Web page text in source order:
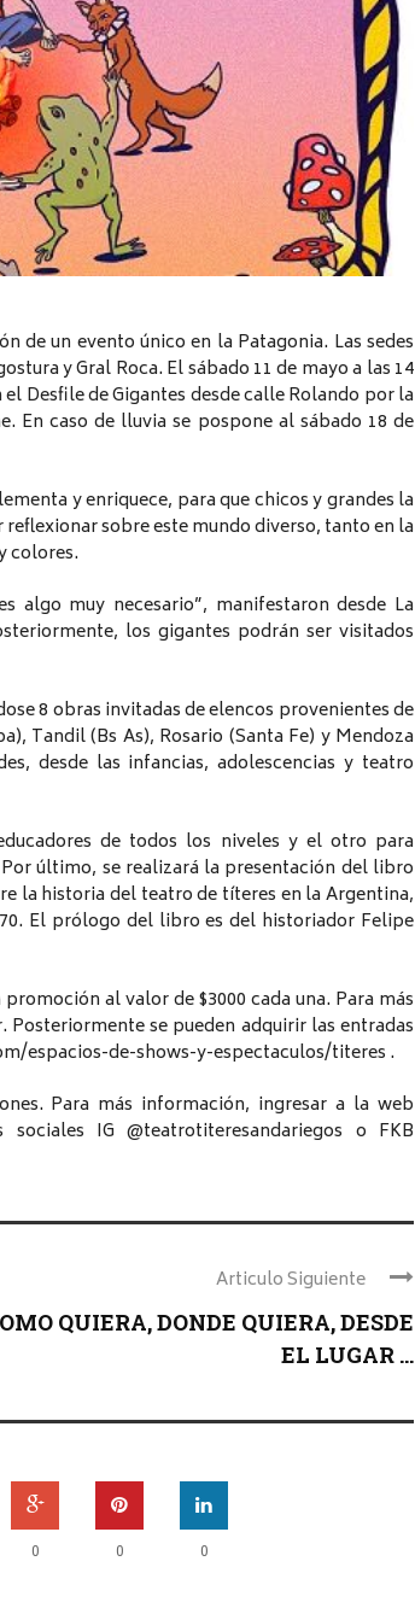
de un evento único en la Patagonia. Las sedes
y Gral Roca. El sábado 11 de mayo a las 14
Desfile de Gigantes desde calle Rolando por la
En caso de lluvia se pospone al sábado 18 de
y enriquece, para que chicos y grandes la
sobre este mundo diverso, tanto en la
colores.
algo muy necesario”, manifestaron desde La
los gigantes podrán ser visitados
8 obras invitadas de elencos provenientes de
Tandil (Bs As), Rosario (Santa Fe) y Mendoza
desde las infancias, adolescencias y teatro
de todos los niveles y el otro para
último, se realizará la presentación del libro
la historia del teatro de títeres en la Argentina,
El prólogo del libro es del historiador Felipe
al valor de $3000 cada una. Para más
se pueden adquirir las entradas
espacios-de-shows-y-espectaculos/titeres .
Para más información, ingresar a la web
IG @teatrotiteresandariegos o FKB
Articulo Siguiente
QUIERA, DONDE QUIERA, DESDE
EL LUGAR ...
0 0 0